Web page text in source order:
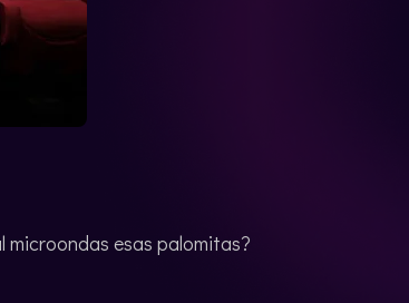
microondas esas palomitas?